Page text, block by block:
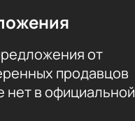
от
продавцов
нет в официальной